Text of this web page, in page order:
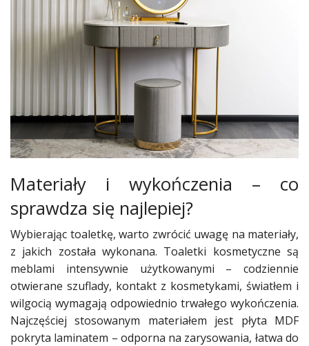
Materiały i wykończenia – co
sprawdza się najlepiej?
Wybierając toaletkę, warto zwrócić uwagę na materiały,
z jakich została wykonana. Toaletki kosmetyczne są
meblami intensywnie użytkowanymi – codziennie
otwierane szuflady, kontakt z kosmetykami, światłem i
wilgocią wymagają odpowiednio trwałego wykończenia.
Najczęściej stosowanym materiałem jest płyta MDF
pokryta laminatem – odporna na zarysowania, łatwa do